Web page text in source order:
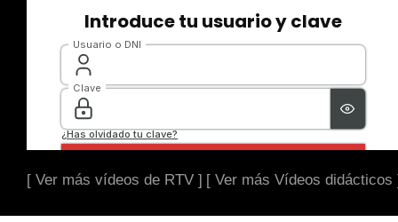
[ Ver más vídeos de RTV ] [ Ver más Vídeos didácticos